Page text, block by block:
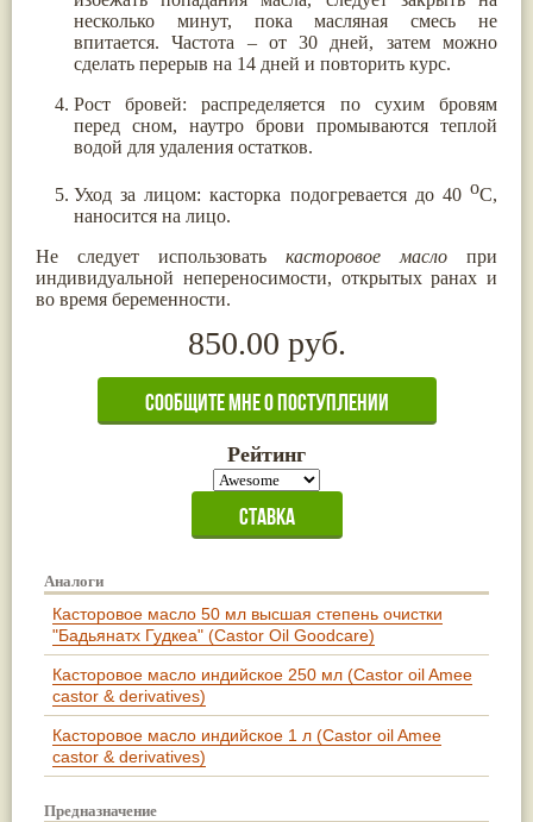
несколько минут, пока масляная смесь не
впитается. Частота – от 30 дней, затем можно
сделать перерыв на 14 дней и повторить курс.
Рост бровей: распределяется по сухим бровям
перед сном, наутро брови промываются теплой
водой для удаления остатков.
Уход за лицом: касторка подогревается до 40 оС,
наносится на лицо.
Не следует использовать касторовое масло при
индивидуальной непереносимости, открытых ранах и
во время беременности.
850.00 руб.
Рейтинг
Аналоги
Касторовое масло 50 мл высшая степень очистки
"Бадьянатх Гудкеа" (Castor Oil Goodcare)
Касторовое масло индийское 250 мл (Castor oil Amee
castor & derivatives)
Касторовое масло индийское 1 л (Castor oil Amee
castor & derivatives)
Предназначение